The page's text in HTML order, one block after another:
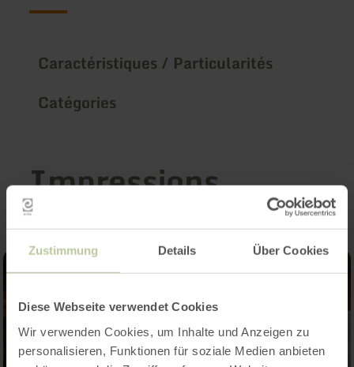
Zustimmung Details Über Cookies
Diese Webseite verwendet Cookies
Wir verwenden Cookies, um Inhalte und Anzeigen zu
personalisieren, Funktionen für soziale Medien anbieten
Caractéristiques / Particularités
Catégories
Impressions